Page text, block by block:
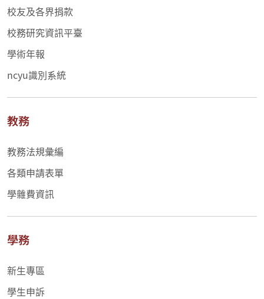
校友及各界捐款
校務研究資訊平臺
學術年報
ncyu識別系統
教務
教務法規彙編
各類申請表單
學雜費資訊
學務
新生專區
學生申訴